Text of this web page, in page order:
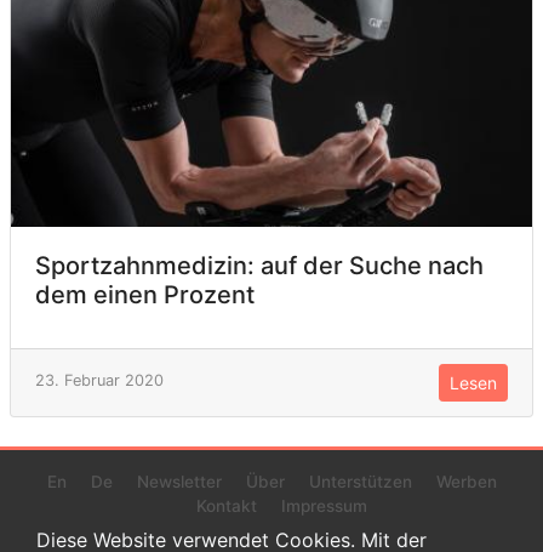
Sportzahnmedizin: auf der Suche nach
dem einen Prozent
23. Februar 2020 Lesen
En De Newsletter Über Unterstützen
Werben
Kontakt
Impressum
Diese Website verwendet Cookies. Mit der